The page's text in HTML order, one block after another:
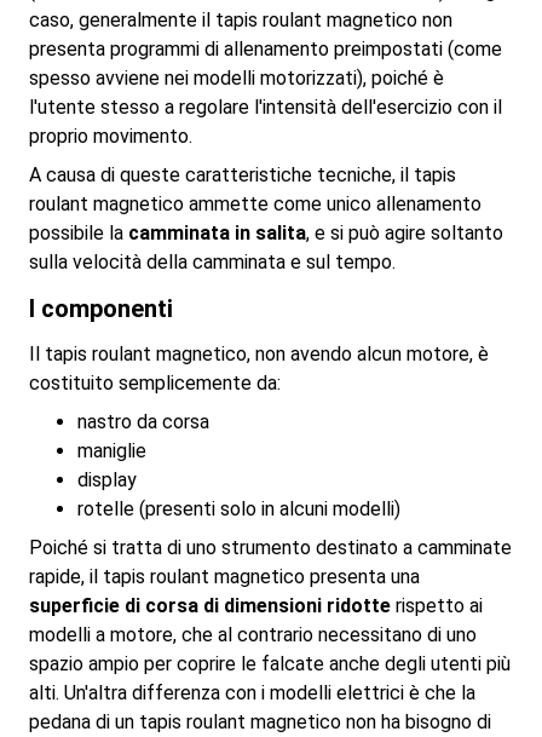
caso, generalmente il tapis roulant magnetico non
presenta programmi di allenamento preimpostati (come
spesso avviene nei modelli motorizzati), poiché è
l'utente stesso a regolare l'intensità dell'esercizio con il
proprio movimento.
A causa di queste caratteristiche tecniche, il tapis
roulant magnetico ammette come unico allenamento
possibile la camminata in salita, e si può agire soltanto
sulla velocità della camminata e sul tempo.
I componenti
Il tapis roulant magnetico, non avendo alcun motore, è
costituito semplicemente da:
nastro da corsa
maniglie
display
rotelle (presenti solo in alcuni modelli)
Poiché si tratta di uno strumento destinato a camminate
rapide, il tapis roulant magnetico presenta una
superficie di corsa di dimensioni ridotte rispetto ai
modelli a motore, che al contrario necessitano di uno
spazio ampio per coprire le falcate anche degli utenti più
alti. Un'altra differenza con i modelli elettrici è che la
pedana di un tapis roulant magnetico non ha bisogno di